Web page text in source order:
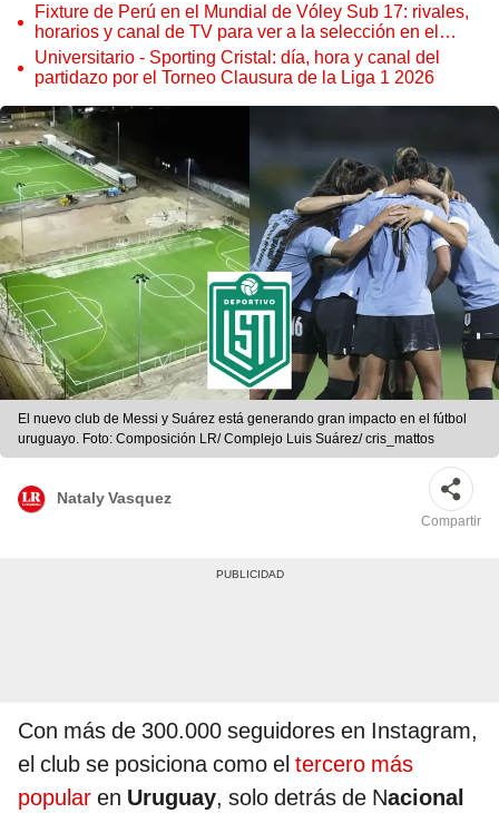
Fixture de Perú en el Mundial de Vóley Sub 17: rivales,
horarios y canal de TV para ver a la selección en el
torneo
Universitario - Sporting Cristal: día, hora y canal del
partidazo por el Torneo Clausura de la Liga 1 2026
El nuevo club de Messi y Suárez está generando gran impacto en el fútbol
uruguayo. Foto: Composición LR/ Complejo Luis Suárez/ cris_mattos
Nataly Vasquez
Compartir
Con más de 300.000 seguidores en Instagram,
el club se posiciona como el tercero más
popular en Uruguay, solo detrás de Nacional